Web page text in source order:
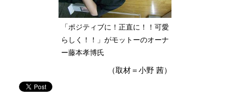
「ポジティブに！正直に！！可愛
らしく！！」がモットーのオーナ
ー藤本孝博氏
（取材＝小野 茜）